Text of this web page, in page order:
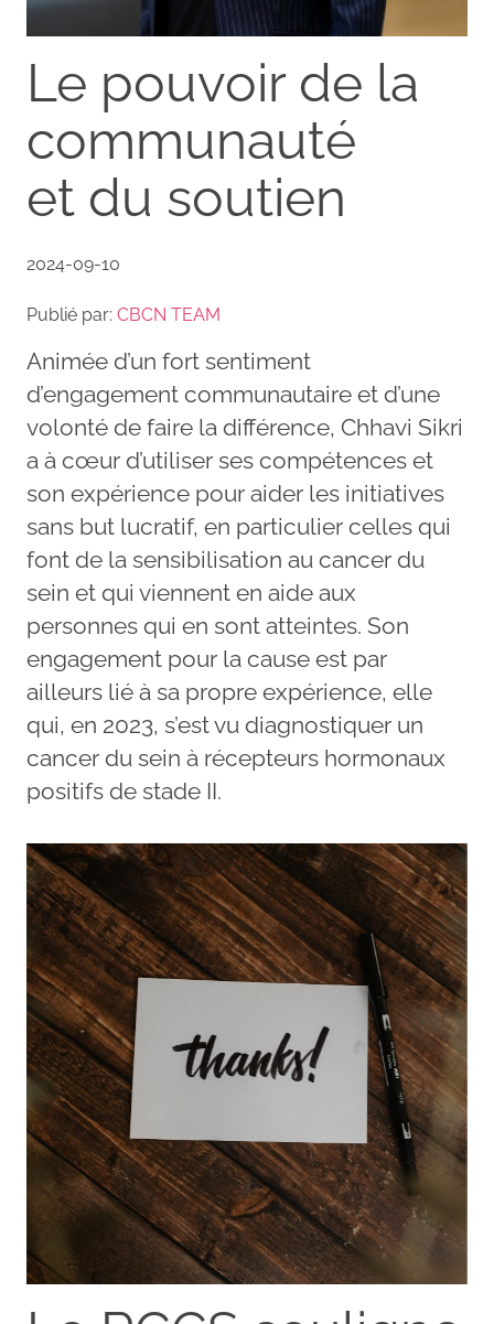
Le pouvoir de la
communauté
et du soutien
2024-09-10
Publié par: CBCN TEAM
Animée d’un fort sentiment
d’engagement communautaire et d’une
volonté de faire la différence, Chhavi Sikri
a à cœur d’utiliser ses compétences et
son expérience pour aider les initiatives
sans but lucratif, en particulier celles qui
font de la sensibilisation au cancer du
sein et qui viennent en aide aux
personnes qui en sont atteintes. Son
engagement pour la cause est par
ailleurs lié à sa propre expérience, elle
qui, en 2023, s’est vu diagnostiquer un
cancer du sein à récepteurs hormonaux
positifs de stade II.